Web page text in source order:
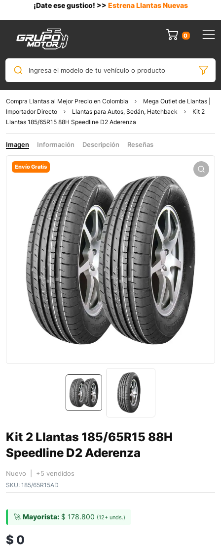
¡Date ese gustico! >> Estrena Llantas Nuevas
0
Ingresa el modelo de tu vehículo o producto
Compra Llantas al Mejor Precio en Colombia
Mega Outlet de Llantas |
Importador Directo
Llantas para Autos, Sedán, Hatchback
Kit 2
Llantas 185/65R15 88H Speedline D2 Aderenza
Imagen Información Descripción Reseñas
Envío Gratis
Kit 2 Llantas 185/65R15 88H
Speedline D2 Aderenza
Nuevo | +5 vendidos
SKU: 185/65R15AD
🚀 Mayorista: $ 178.800 (12+ unds.)
$ 0